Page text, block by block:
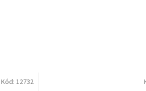
Kód: 12732